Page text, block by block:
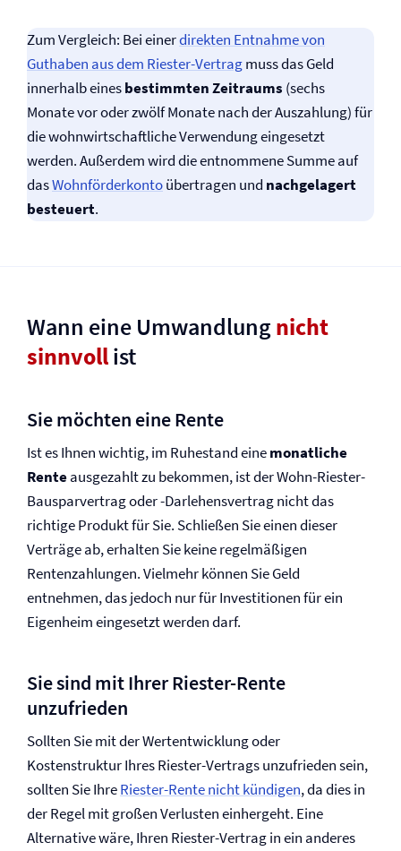
Zum Vergleich: Bei einerdirekten Entnahme von
Guthaben aus dem Riester-Vertragmuss das Geld
innerhalb einesbestimmten Zeitraums (sechs
Monate vor oder zwölf Monate nach der Auszahlung) für
die wohnwirtschaftliche Verwendung eingesetzt
werden. Außerdem wird die entnommene Summe auf
dasWohnförderkontoübertragen und nachgelagert
besteuert.
Wann eine Umwandlung nicht
sinnvollist
Sie möchten eine Rente
Ist es Ihnen wichtig, im Ruhestand einemonatliche
Renteausgezahlt zu bekommen, ist der Wohn-Riester-
Bausparvertrag oder -Darlehensvertrag nicht das
richtige Produkt für Sie. Schließen Sie einen dieser
Verträge ab, erhalten Sie keine regelmäßigen
Rentenzahlungen. Vielmehr können Sie Geld
entnehmen, das jedoch nur für Investitionen für ein
Eigenheim eingesetzt werden darf.
Sie sind mit Ihrer Riester-Rente
unzufrieden
Sollten Sie mit der Wertentwicklung oder
Kostenstruktur Ihres Riester-Vertrags unzufrieden sein,
sollten Sie IhreRiester-Rente nicht kündigen, da dies in
der Regel mit großen Verlusten einhergeht. Eine
Alternative wäre, Ihren Riester-Vertrag in ein anderes